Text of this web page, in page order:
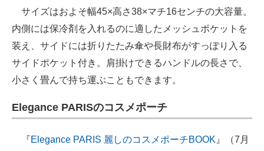
サイズはおよそ幅45×高さ38×マチ16センチの大容量。
内側には保冷剤を入れるのに適したメッシュポケットを
装え、サイドには折りたたみ傘や長財布がすっぽり入る
サイドポケット付き。肩掛けできるハンドルの長さで、
小さく畳んで持ち運ぶこともできます。
Elegance PARISのコスメポーチ
『Elegance PARIS 麗しのコスメポーチBOOK 』（7月